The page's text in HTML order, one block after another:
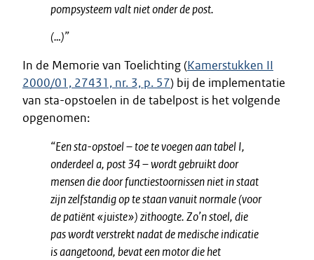
pompsysteem valt niet onder de post.
(…)”
In de Memorie van Toelichting (Kamerstukken II
2000/01, 27431, nr. 3, p. 57) bij de implementatie
van sta-opstoelen in de tabelpost is het volgende
opgenomen:
“Een sta-opstoel – toe te voegen aan tabel I,
onderdeel a, post 34 – wordt gebruikt door
mensen die door functiestoornissen niet in staat
zijn zelfstandig op te staan vanuit normale (voor
de patiënt «juiste») zithoogte. Zo’n stoel, die
pas wordt verstrekt nadat de medische indicatie
is aangetoond, bevat een motor die het